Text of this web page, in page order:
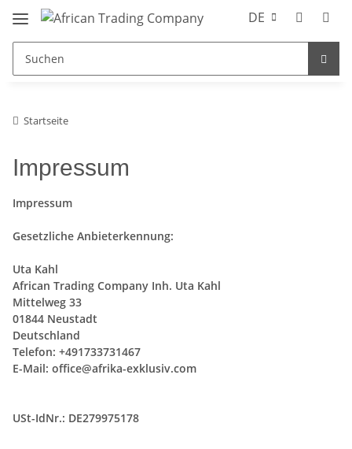
DE
Startseite
Impressum
Impressum
Gesetzliche Anbieterkennung:
Uta Kahl
African Trading Company Inh. Uta Kahl
Mittelweg 33
01844 Neustadt
Deutschland
Telefon: +491733731467
E-Mail: office@afrika-exklusiv.com
USt-IdNr.: DE279975178